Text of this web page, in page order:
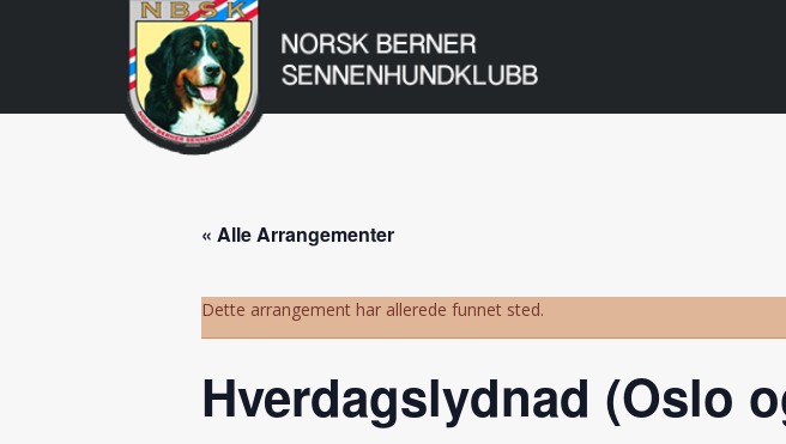
Norsk
Berner
« Alle Arrangementer
Dette arrangement har allerede funnet sted.
Hverdagslydnad (Oslo